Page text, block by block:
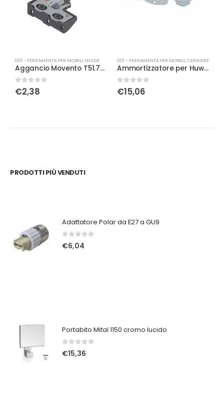
001 - FERRAMENTA PER MOBILI,GUIDE
Aggancio Movento T51.7601 dx reg. lat.
0Su 5
€2,38
001 - FERRAMENTA PER MOBILI,CERNIERE
Ammortizzatore per Huwil Maxi nichelato
0Su 5
€15,06
PRODOTTI PIÙ VENDUTI
Adattatore Polar da E27 a GU9
0Su 5
€6,04
Portabito Mital 1150 cromo lucido
Su 5
€15,36